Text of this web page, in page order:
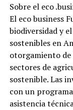
Sobre el eco
El eco business
biodiversidad y
sostenibles en
otorgamiento de
sectores de
sostenible. Las
con un
asistencia